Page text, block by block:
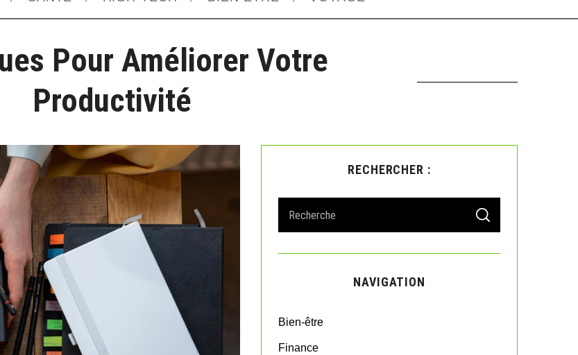
Pour Améliorer Votre
Productivité
RECHERCHER :
a
r
o
S
A
C
NAVIGATION
Bien-être
Finance